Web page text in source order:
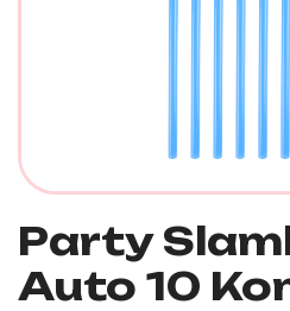
Party
Auto 10